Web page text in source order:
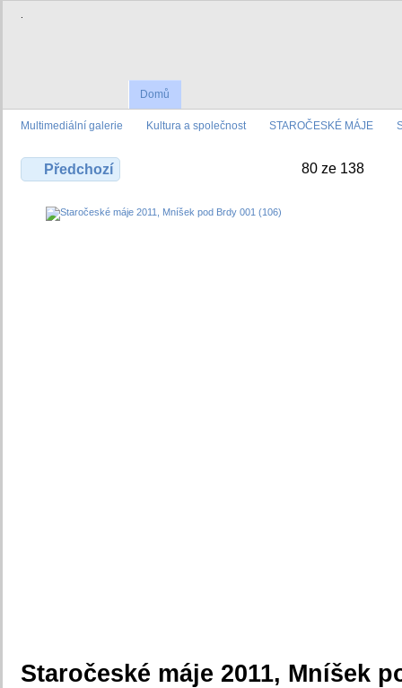
.
Domů
Multimediální galerie Kultura a společnost STAROČESKÉ MÁJE
Předchozí 80 ze 138
Staročeské máje 2011, Mníšek